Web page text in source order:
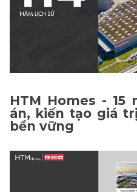
HTM Homes -
án, kiến tạo giá
bền vững